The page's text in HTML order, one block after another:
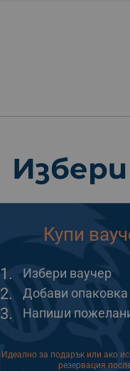
Купи
1. Избери ваучер
2. Добави опаковка
3. Напиши
Идеално за подарък или ако
резервация